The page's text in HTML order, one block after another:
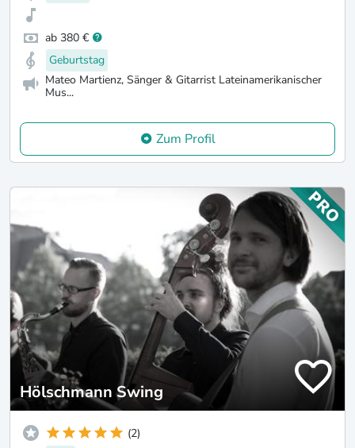
ab 380 €
Geburtstag
Mateo Martienz, Sänger & Gitarrist Lateinamerikanischer
Mus...
Zum Profil
Hölschmann Swing
(2)